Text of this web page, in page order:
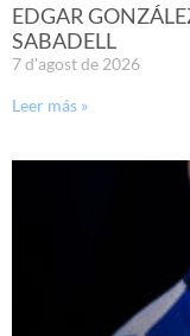
EDGAR
SABADELL
7 d'agost de 2026
Leer más »